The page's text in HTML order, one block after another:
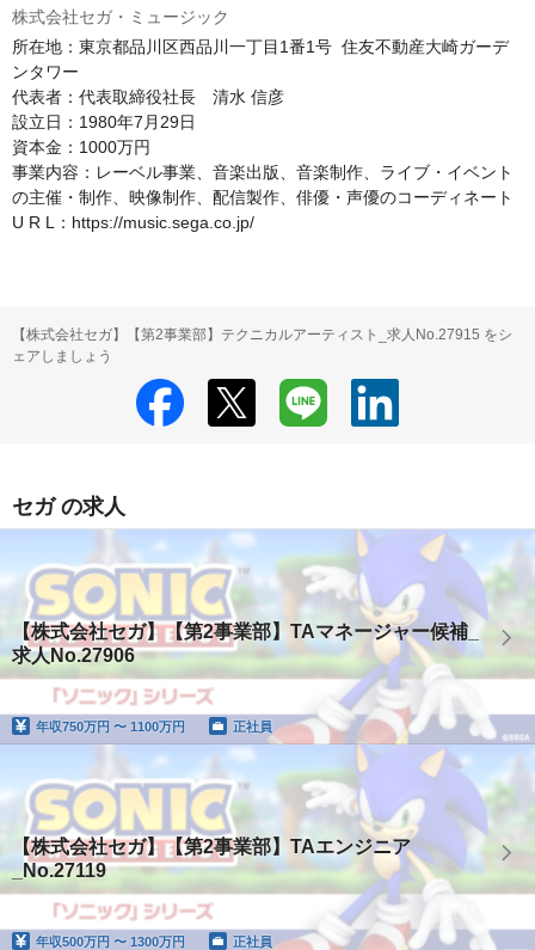
株式会社セガ・ミュージック
所在地：東京都品川区西品川一丁目1番1号  住友不動産大崎ガーデ
ンタワー
代表者：代表取締役社長　清水 信彦
設立日：1980年7月29日
資本金：1000万円
事業内容：レーベル事業、音楽出版、音楽制作、ライブ・イベント
の主催・制作、映像制作、配信製作、俳優・声優のコーディネート
U R L：https://music.sega.co.jp/
【株式会社セガ】【第2事業部】テクニカルアーティスト_求人No.27915 をシ
ェアしましょう
セガ の求人
【株式会社セガ】【第2事業部】TAマネージャー候補_
求人No.27906
年収750万円 〜 1100万円 正社員
【株式会社セガ】【第2事業部】TAエンジニア
_No.27119
年収500万円 〜 1300万円 正社員